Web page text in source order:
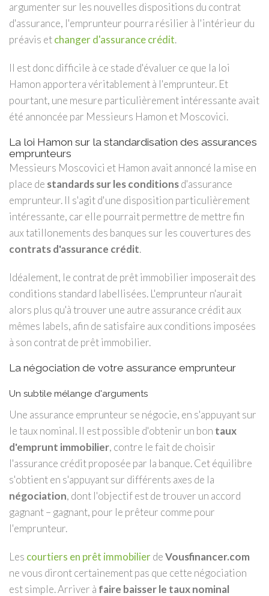
argumenter sur les nouvelles dispositions du contrat
d'assurance, l'emprunteur pourra résilier à l'intérieur du
préavis etchanger d'assurance crédit.
Il est donc difficile à ce stade d'évaluer ce que la loi
Hamon apportera véritablement à l'emprunteur. Et
pourtant, une mesure particulièrement intéressante avait
été annoncée par Messieurs Hamon et Moscovici.
La loi Hamon sur la standardisation des assurances
emprunteurs
Messieurs Moscovici et Hamon avait annoncé la mise en
place de standards sur les conditionsd'assurance
emprunteur. Il s'agit d'une disposition particulièrement
intéressante, car elle pourrait permettre de mettre fin
aux tatillonements des banques sur les couvertures des
contrats d'assurance crédit.
Idéalement, le contrat de prêt immobilier imposerait des
conditions standard labellisées. L'emprunteur n'aurait
alors plus qu'à trouver une autre assurance crédit aux
mêmes labels, afin de satisfaire aux conditions imposées
à son contrat de prêt immobilier.
La négociation de votre assurance emprunteur
Un subtile mélange d'arguments
Une assurance emprunteur se négocie, en s'appuyant sur
le taux nominal. Il est possible d'obtenir un bon taux
d'emprunt immobilier, contre le fait de choisir
l'assurance crédit proposée par la banque. Cet équilibre
s'obtient en s'appuyant sur différents axes de la
négociation, dont l'objectif est de trouver un accord
gagnant – gagnant, pour le prêteur comme pour
l'emprunteur.
Les courtiers en prêt immobilierdeVousfinancer.com
ne vous diront certainement pas que cette négociation
est simple. Arriver à faire baisser le taux nominal